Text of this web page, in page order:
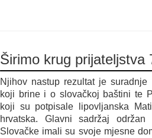
Širimo krug prijateljstva
Njihov nastup rezultat je suradnje
koji brine i o slovačkoj baštini te
koji su potpisale lipovljanska
hrvatska. Glavni sadržaj
Slovačke imali su svoje mjesne